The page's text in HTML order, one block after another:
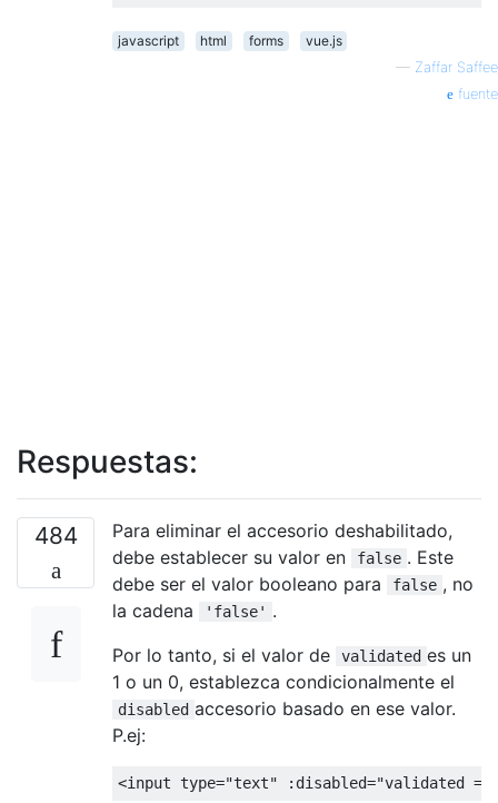
javascript html forms
vue.js
— Zaffar Saffee
fuente
Respuestas:
484
Para eliminar el accesorio deshabilitado,
debe establecer su valor en
false . Este
debe ser el valor booleano para
false , no
la cadena
'false' .
Por lo tanto, si el valor de
validated es un
1 o un 0, establezca condicionalmente el
disabled accesorio basado en ese valor.
P.ej:
<input type="text" : disabled="validated ==